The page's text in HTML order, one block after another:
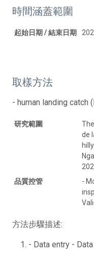
時間涵蓋範圍
起始日期 / 結束日期
取樣方法
- human landing catch
研究範圍
de
品質控管
-
方法步驟描述:
- Data entry -